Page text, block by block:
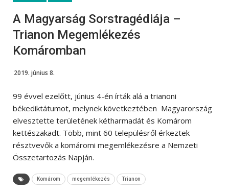
A Magyarság Sorstragédiája –
Trianon Megemlékezés
Komáromban
2019. június 8.
99 évvel ezelőtt, június 4-én írták alá a trianoni
békediktátumot, melynek következtében Magyarország
elvesztette területének kétharmadát és Komárom
kettészakadt. Több, mint 60 településről érkeztek
résztvevők a komáromi megemlékezésre a Nemzeti
Összetartozás Napján.
Komárom megemlékezés Trianon